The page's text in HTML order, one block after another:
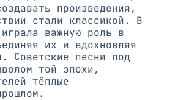
произведения,
стали классикой. В
важную роль в
их и вдохновляя
Советские песни под
той эпохи,
тёплые